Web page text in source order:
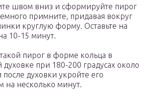
швом вниз и сформируйте пирог
примните, придавая вокруг
круглую форму. Оставьте на
10-15 минут.
пирог в форме кольца в
духовке при 180-200 градусах около
духовки укройте его
на несколько минут.